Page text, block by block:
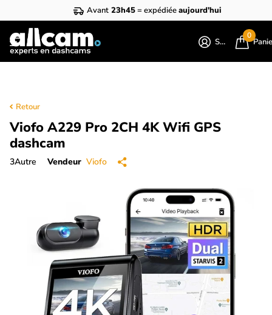
Avant 23h45= expédiéeaujourd'hui
S'identifier
0
Retour
Viofo A229 Pro 2CH 4K Wifi GPS
dashcam
3Autre Vendeur Viofo